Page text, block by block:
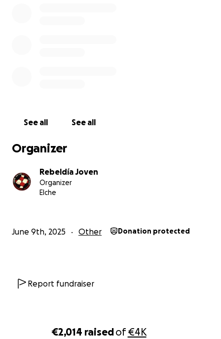
€2,014 raisedof€4K
See all See all
Organizer
Rebeldía Joven
Organizer
Elche
June 9th, 2025 Other Donation protected
Report fundraiser